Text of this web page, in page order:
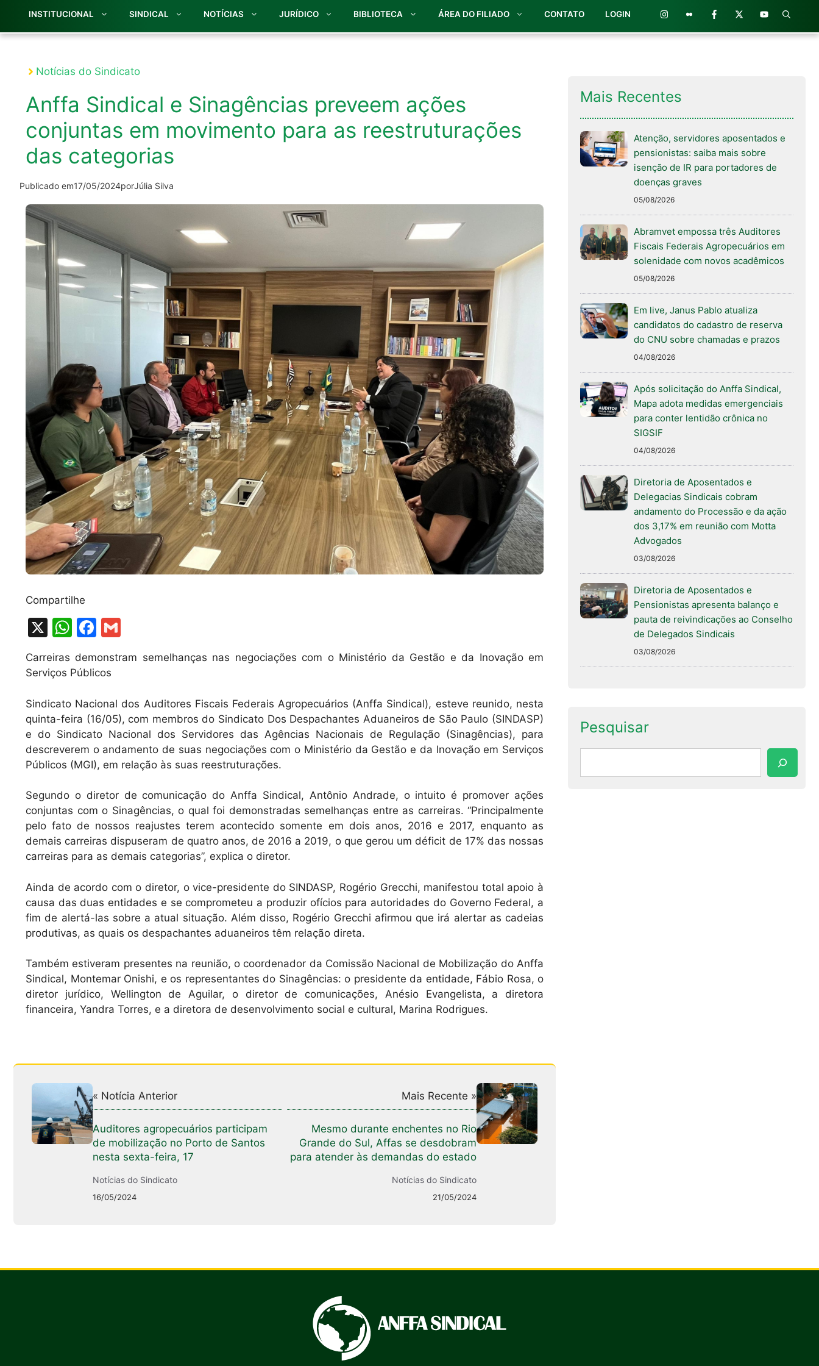
INSTITUCIONAL SINDICAL NOTÍCIAS JURÍDICO BIBLIOTECA ÁREA DO FILIADO CONTATO LOGIN
Notícias do Sindicato
Anffa Sindical e Sinagências preveem ações
conjuntas em movimento para as reestruturações
das categorias
Publicado em17/05/2024porJúlia Silva
Compartilhe
X
W
h
at
A
p
p
F
c
b
o
o
k
ai
Carreiras demonstram semelhanças nas negociações com o Ministério da Gestão e da Inovação em
Serviços Públicos
Sindicato Nacional dos Auditores Fiscais Federais Agropecuários (Anffa Sindical), esteve reunido, nesta
quinta-feira (16/05), com membros do Sindicato Dos Despachantes Aduaneiros de São Paulo (SINDASP)
e do Sindicato Nacional dos Servidores das Agências Nacionais de Regulação (Sinagências), para
descreverem o andamento de suas negociações com o Ministério da Gestão e da Inovação em Serviços
Públicos (MGI), em relação às suas reestruturações.
Segundo o diretor de comunicação do Anffa Sindical, Antônio Andrade, o intuito é promover ações
conjuntas com o Sinagências, o qual foi demonstradas semelhanças entre as carreiras. “Principalmente
pelo fato de nossos reajustes terem acontecido somente em dois anos, 2016 e 2017, enquanto as
demais carreiras dispuseram de quatro anos, de 2016 a 2019, o que gerou um déficit de 17% das nossas
carreiras para as demais categorias”, explica o diretor.
Ainda de acordo com o diretor, o vice-presidente do SINDASP, Rogério Grecchi, manifestou total apoio à
causa das duas entidades e se comprometeu a produzir ofícios para autoridades do Governo Federal, a
fim de alertá-las sobre a atual situação. Além disso, Rogério Grecchi afirmou que irá alertar as cadeias
produtivas, as quais os despachantes aduaneiros têm relação direta.
Também estiveram presentes na reunião, o coordenador da Comissão Nacional de Mobilização do Anffa
Sindical, Montemar Onishi, e os representantes do Sinagências: o presidente da entidade, Fábio Rosa, o
diretor jurídico, Wellington de Aguilar, o diretor de comunicações, Anésio Evangelista, a diretora
financeira, Yandra Torres, e a diretora de desenvolvimento social e cultural, Marina Rodrigues.
« Notícia Anterior
Auditores agropecuários participam
de mobilização no Porto de Santos
nesta sexta-feira, 17
Notícias do Sindicato
16/05/2024
Mais Recente »
Mesmo durante enchentes no Rio
Grande do Sul, Affas se desdobram
para atender às demandas do estado
Notícias do Sindicato
21/05/2024
Mais Recentes
Atenção, servidores aposentados e
pensionistas: saiba mais sobre
isenção de IR para portadores de
doenças graves
05/08/2026
Abramvet empossa três Auditores
Fiscais Federais Agropecuários em
solenidade com novos acadêmicos
05/08/2026
Em live, Janus Pablo atualiza
candidatos do cadastro de reserva
do CNU sobre chamadas e prazos
04/08/2026
Após solicitação do Anffa Sindical,
Mapa adota medidas emergenciais
para conter lentidão crônica no
SIGSIF
04/08/2026
Diretoria de Aposentados e
Delegacias Sindicais cobram
andamento do Processão e da ação
dos 3,17% em reunião com Motta
Advogados
03/08/2026
Diretoria de Aposentados e
Pensionistas apresenta balanço e
pauta de reivindicações ao Conselho
de Delegados Sindicais
03/08/2026
Pesquisar